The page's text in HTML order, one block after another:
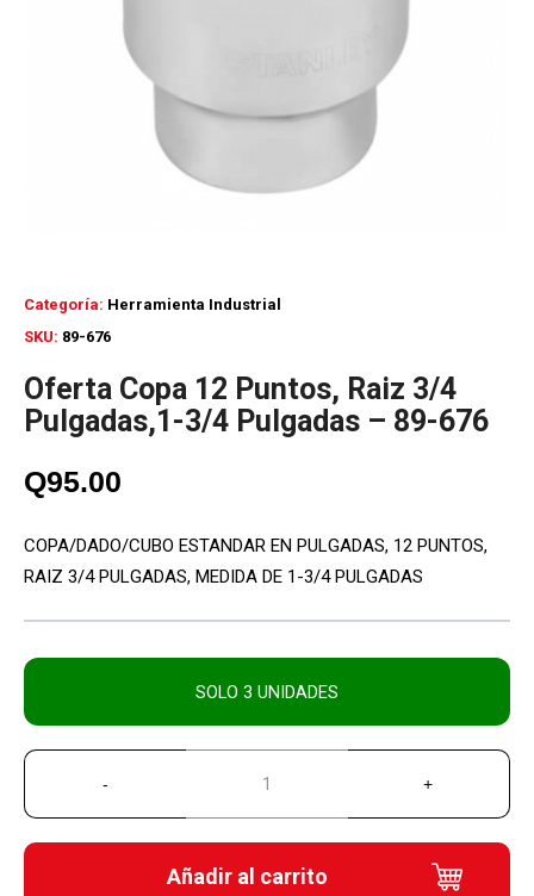
SKU: 89-676
Categoría: Herramienta Industrial
Oferta Copa 12 Puntos, Raiz 3/4
Pulgadas,1-3/4 Pulgadas – 89-676
Q95.00
COPA/DADO/CUBO ESTANDAR EN PULGADAS, 12 PUNTOS,
RAIZ 3/4 PULGADAS, MEDIDA DE 1-3/4 PULGADAS
SOLO 3 UNIDADES
Añadir al carrito